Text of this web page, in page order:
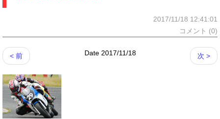
2017/11/18 12:41:01
コメント (0)
< 前 次 >
Date 2017/11/18